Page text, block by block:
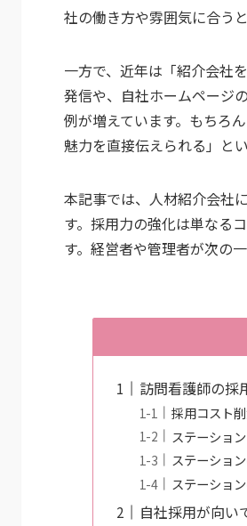
社の働き方や雰囲気に合う
一方で、近年は「紹介会社
発信や、自社ホームページ
例が増えています。もちろ
魅力を直接伝えられる」と
本記事では、人材紹介会社
す。採用力の強化は単なる
す。経営者や管理者が次の
訪問看護師の採
採用コスト
ステーショ
ステーショ
ステーショ
自社採用が向い